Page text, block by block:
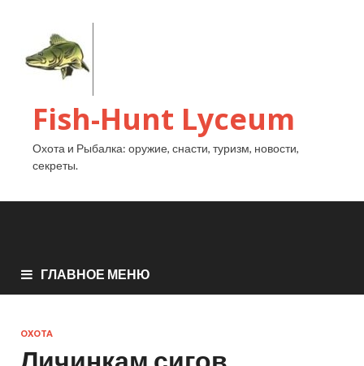
Fish-Hunt Lyceum
Охота и Рыбалка: оружие, снасти, туризм, новости,
секреты.
ГЛАВНОЕ МЕНЮ
ОХОТА
Личинкам сигов